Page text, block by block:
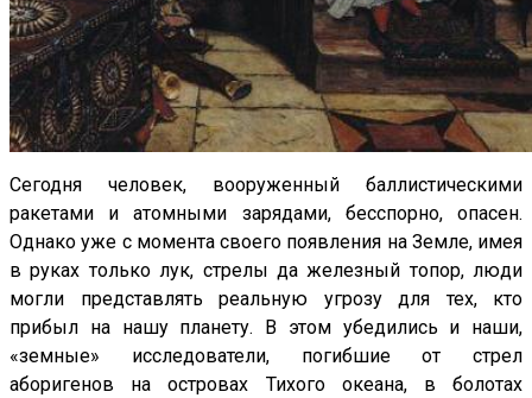
Сегодня человек, вооруженный баллистическими
ракетами и атомными зарядами, бесспорно, опасен.
Однако уже с момента своего появления на Земле, имея
в руках только лук, стрелы да железный топор, люди
могли представлять реальную угрозу для тех, кто
прибыл на нашу планету. В этом убедились и наши,
«земные» исследователи, погибшие от стрел
аборигенов на островах Тихого океана, в болотах